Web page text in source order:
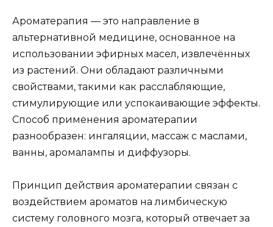
Ароматерапия — это направление в
альтернативной медицине, основанное на
использовании эфирных масел, извлечённых
из растений. Они обладают различными
свойствами, такими как расслабляющие,
стимулирующие или успокаивающие эффекты.
Способ применения ароматерапии
разнообразен: ингаляции, массаж с маслами,
ванны, аромалампы и диффузоры.
Принцип действия ароматерапии связан с
воздействием ароматов на лимбическую
систему головного мозга, который отвечает за